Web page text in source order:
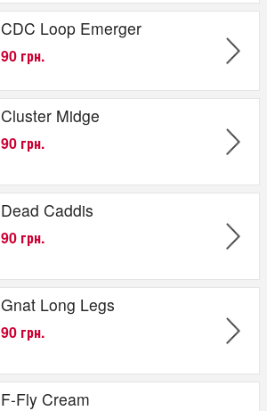
CDC Loop Emerger
90 грн.
Cluster Midge
90 грн.
Dead Caddis
90 грн.
Gnat Long Legs
90 грн.
F-Fly Cream